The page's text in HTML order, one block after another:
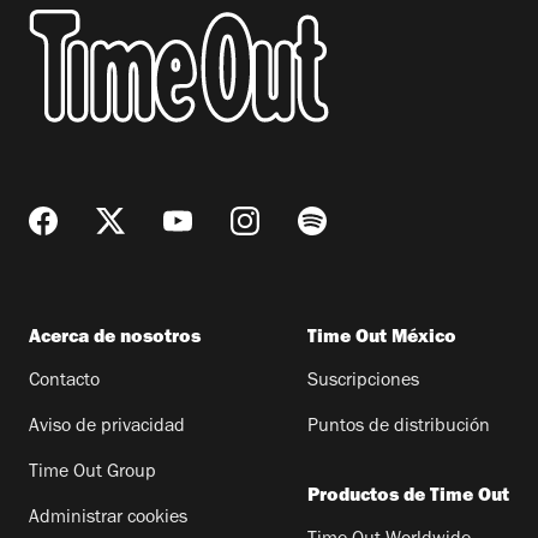
Acerca de nosotros
Contacto
Aviso de privacidad
Time Out Group
Administrar cookies
Time Out México
Suscripciones
Puntos de distribución
Productos de Time Out